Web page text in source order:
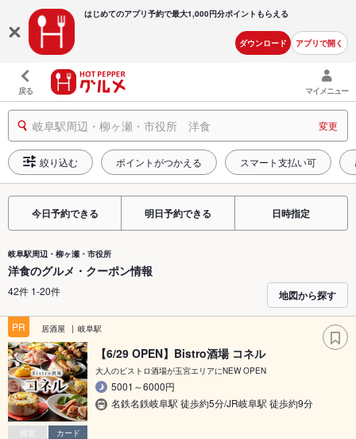
はじめてのアプリ予約で最大1,000円分ポイントもらえる
ダウンロード アプリで開く
戻る マイメニュー
岐阜駅周辺・柳ヶ瀬・市役所 洋食 変更
絞り込む ポイントがつかえる スマート支払い可
今日予約できる 明日予約できる 日時指定
岐阜駅周辺・柳ヶ瀬・市役所
洋食のグルメ・クーポン情報
42件 1-20件 地図から探す
PR 居酒屋 岐阜駅
個室
カード
【6/29 OPEN】Bistro酒場 コネル
大人のビストロ酒場が玉宮エリアにNEW OPEN
5001～6000円
名鉄名鉄岐阜駅 徒歩約5分/JR岐阜駅 徒歩約9分